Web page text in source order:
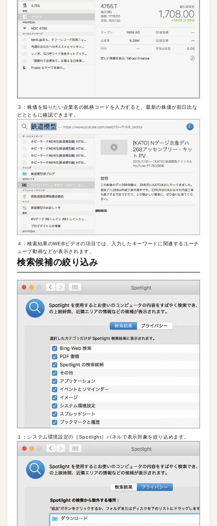
３：株価を知りたい企業名の銘柄コードを入力すると、最新の株価が前日比な
どとともに確認できます。
４：検索結果のWEBビデオの項目では、入力したキーワードに関連するユーチ
ューブ動画などが表示されます。
検索候補の絞り込み
１：システム環境設定の［Spotlight］パネルで表示対象を絞り込めます。